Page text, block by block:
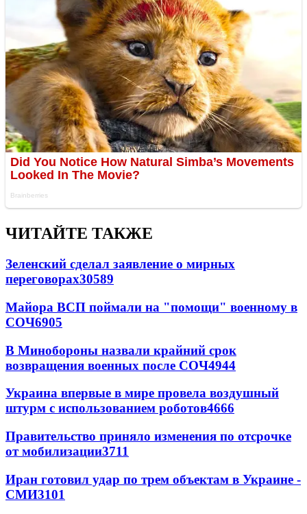
ЧИТАЙТЕ ТАКЖЕ
Зеленский сделал заявление о мирных
переговорах30589
Майора ВСП поймали на "помощи" военному в
СОЧ6905
В Минобороны назвали крайний срок
возвращения военных после СОЧ4944
Украина впервые в мире провела воздушный
штурм с использованием роботов4666
Правительство приняло изменения по отсрочке
от мобилизации3711
Иран готовил удар по трем объектам в Украине -
СМИ3101